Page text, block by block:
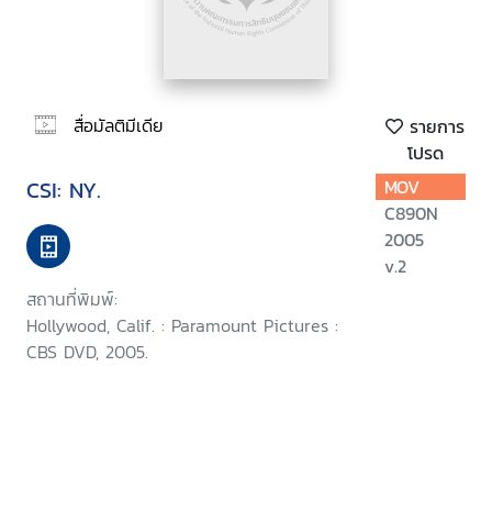
สื่อมัลติมีเดีย
รายการ
โปรด
CSI: NY.
สถานที่พิมพ์:
Hollywood, Calif. : Paramount Pictures :
CBS DVD, 2005.
MOV
C890N
2005
v.2